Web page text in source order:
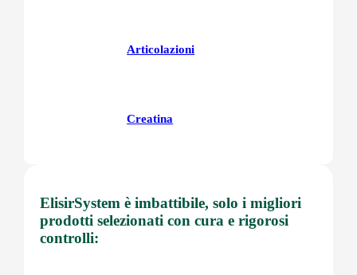
Articolazioni
Creatina
ElisirSystem è imbattibile, solo i migliori
prodotti selezionati con cura e rigorosi
controlli: